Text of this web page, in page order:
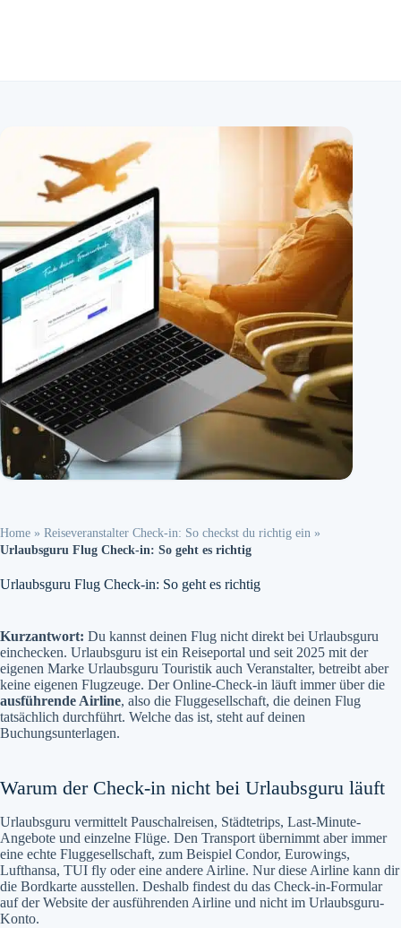
Home » Reiseveranstalter Check-in: So checkst du richtig ein »
Urlaubsguru Flug Check-in: So geht es richtig
Urlaubsguru Flug Check-in: So geht es richtig
Kurzantwort: Du kannst deinen Flug nicht direkt bei Urlaubsguru
einchecken. Urlaubsguru ist ein Reiseportal und seit 2025 mit der
eigenen Marke Urlaubsguru Touristik auch Veranstalter, betreibt aber
keine eigenen Flugzeuge. Der Online-Check-in läuft immer über die
ausführende Airline, also die Fluggesellschaft, die deinen Flug
tatsächlich durchführt. Welche das ist, steht auf deinen
Buchungsunterlagen.
Warum der Check-in nicht bei Urlaubsguru läuft
Urlaubsguru vermittelt Pauschalreisen, Städtetrips, Last-Minute-
Angebote und einzelne Flüge. Den Transport übernimmt aber immer
eine echte Fluggesellschaft, zum Beispiel Condor, Eurowings,
Lufthansa, TUI fly oder eine andere Airline. Nur diese Airline kann dir
die Bordkarte ausstellen. Deshalb findest du das Check-in-Formular
auf der Website der ausführenden Airline und nicht im Urlaubsguru-
Konto.